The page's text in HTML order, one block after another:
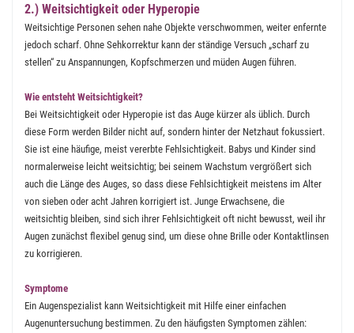
2.) Weitsichtigkeit oder Hyperopie
Weitsichtige Personen sehen nahe Objekte verschwommen, weiter enfernte
jedoch scharf. Ohne Sehkorrektur kann der ständige Versuch „scharf zu
stellen“ zu Anspannungen, Kopfschmerzen und müden Augen führen.
Wie entsteht Weitsichtigkeit?
Bei Weitsichtigkeit oder Hyperopie ist das Auge kürzer als üblich. Durch
diese Form werden Bilder nicht auf, sondern hinter der Netzhaut fokussiert.
Sie ist eine häufige, meist vererbte Fehlsichtigkeit. Babys und Kinder sind
normalerweise leicht weitsichtig; bei seinem Wachstum vergrößert sich
auch die Länge des Auges, so dass diese Fehlsichtigkeit meistens im Alter
von sieben oder acht Jahren korrigiert ist. Junge Erwachsene, die
weitsichtig bleiben, sind sich ihrer Fehlsichtigkeit oft nicht bewusst, weil ihr
Augen zunächst flexibel genug sind, um diese ohne Brille oder Kontaktlinsen
zu korrigieren.
Symptome
Ein Augenspezialist kann Weitsichtigkeit mit Hilfe einer einfachen
Augenuntersuchung bestimmen. Zu den häufigsten Symptomen zählen: